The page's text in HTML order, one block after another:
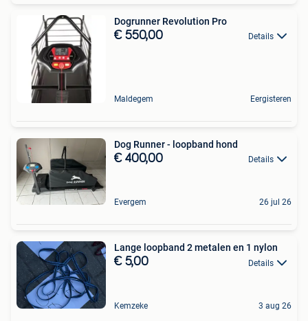
Dogrunner Revolution Pro
€ 550,00 Details
Maldegem Eergisteren
Dog Runner - loopband hond
€ 400,00 Details
Evergem 26 jul 26
Lange loopband 2 metalen en 1 nylon
€ 5,00 Details
Kemzeke 3 aug 26